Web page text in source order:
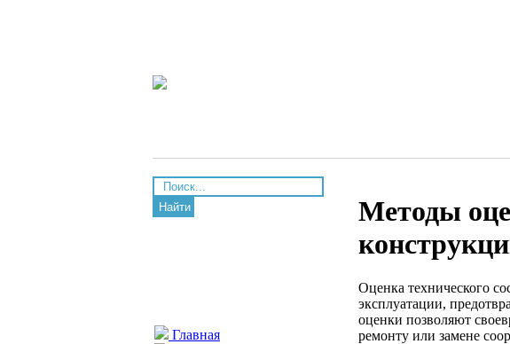
Найти
Главная
Методы
Оценка технического
эксплуатации,
оценки позволяют
ремонту или замене